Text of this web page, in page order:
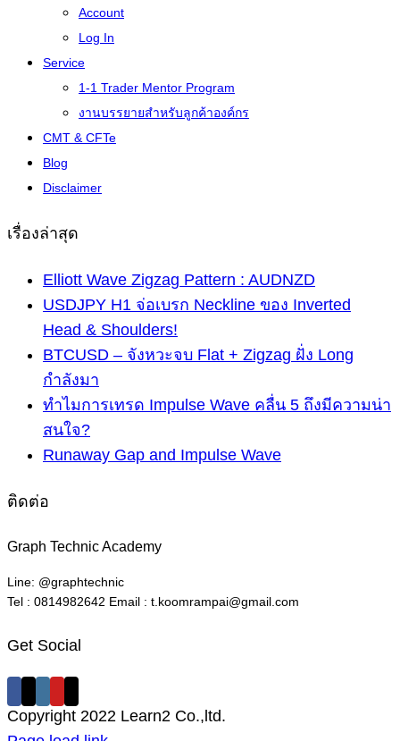
Account
Log In
Service
1-1 Trader Mentor Program
งานบรรยายสำหรับลูกค้าองค์กร
CMT & CFTe
Blog
Disclaimer
เรื่องล่าสุด
Elliott Wave Zigzag Pattern : AUDNZD
USDJPY H1 จ่อเบรก Neckline ของ Inverted
Head & Shoulders!
BTCUSD – จังหวะจบ Flat + Zigzag ฝั่ง Long
กำลังมา
ทำไมการเทรด Impulse Wave คลื่น 5 ถึงมีความน่า
สนใจ?
Runaway Gap and Impulse Wave
ติดต่อ
Graph Technic Academy
Line: @graphtechnic
Tel : 0814982642 Email : t.koomrampai@gmail.com
Get Social
Copyright 2022 Learn2 Co.,ltd.